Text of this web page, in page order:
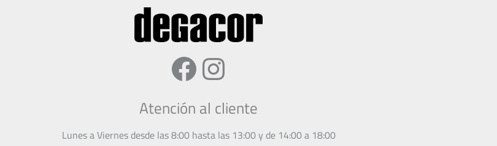
Facebook
Instagram
Atención al cliente
Lunes a Viernes desde las 8:00 hasta las 13:00 y de 14:00 a 18:00